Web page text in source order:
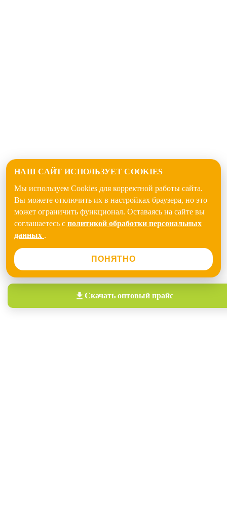
НАШ САЙТ ИСПОЛЬЗУЕТ COOKIES
Мы используем Cookies для корректной работы сайта.
Вы можете отключить их в настройках браузера, но это
может ограничить функционал. Оставаясь на сайте вы
соглашаетесь с политикой обработки персональных
данных .
ПОНЯТНО
Скачать оптовый прайс